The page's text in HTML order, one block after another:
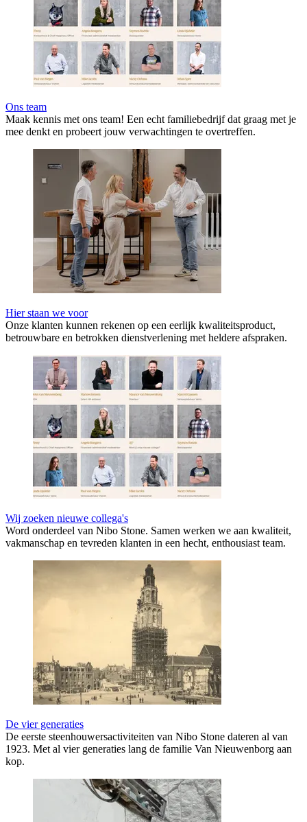
Ons team
Maak kennis met ons team! Een echt familiebedrijf dat graag met je
mee denkt en probeert jouw verwachtingen te overtreffen.
Hier staan we voor
Onze klanten kunnen rekenen op een eerlijk kwaliteitsproduct,
betrouwbare en betrokken dienstverlening met heldere afspraken.
Wij zoeken nieuwe collega's
Word onderdeel van Nibo Stone. Samen werken we aan kwaliteit,
vakmanschap en tevreden klanten in een hecht, enthousiast team.
De vier generaties
De eerste steenhouwersactiviteiten van Nibo Stone dateren al van
1923. Met al vier generaties lang de familie Van Nieuwenborg aan
kop.